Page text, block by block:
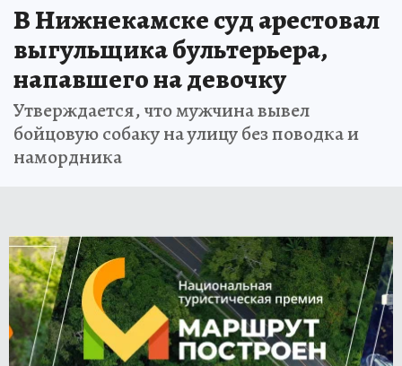
В Нижнекамске суд арестовал
выгульщика бультерьера,
напавшего на девочку
Утверждается, что мужчина вывел
бойцовую собаку на улицу без поводка и
намордника